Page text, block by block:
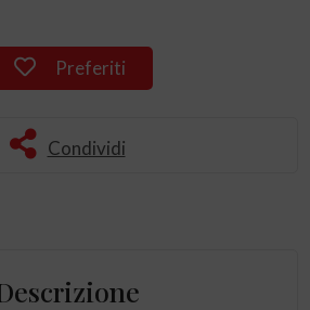
Preferiti
Condividi